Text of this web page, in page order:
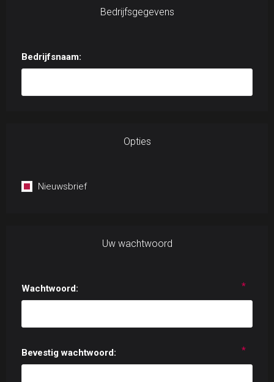
Bedrijfsgegevens
Bedrijfsnaam:
Opties
Nieuwsbrief
Uw wachtwoord
Wachtwoord: *
Bevestig wachtwoord: *